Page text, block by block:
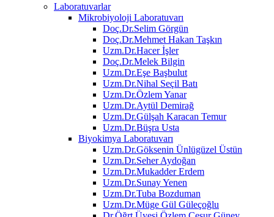
Laboratuvarlar
Mikrobiyoloji Laboratuvarı
Doç.Dr.Selim Görgün
Doç.Dr.Mehmet Hakan Taşkın
Uzm.Dr.Hacer İşler
Doç.Dr.Melek Bilgin
Uzm.Dr.Eşe Başbulut
Uzm.Dr.Nihal Seçil Batı
Uzm.Dr.Özlem Yanar
Uzm.Dr.Aytül Demirağ
Uzm.Dr.Gülşah Karacan Temur
Uzm.Dr.Büşra Usta
Biyokimya Laboratuvarı
Uzm.Dr.Göksenin Ünlügüzel Üstün
Uzm.Dr.Seher Aydoğan
Uzm.Dr.Mukadder Erdem
Uzm.Dr.Sunay Yenen
Uzm.Dr.Tuba Bozduman
Uzm.Dr.Müge Gül Güleçoğlu